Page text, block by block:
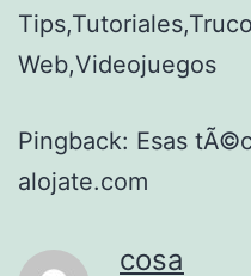
Web,Videojuegos
Pingback: Esas
alojate.com
cosa